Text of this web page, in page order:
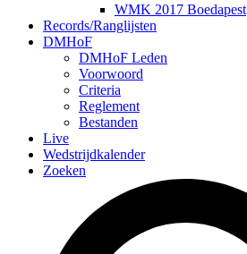
WMK 2017 Boedapest
Records/Ranglijsten
DMHoF
DMHoF Leden
Voorwoord
Criteria
Reglement
Bestanden
Live
Wedstrijdkalender
Zoeken